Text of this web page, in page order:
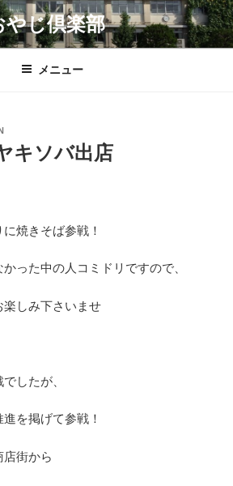
やじ倶楽部
メニュー
キソバ出店
焼きそば参戦！
った中の人コミドリですので、
しみ下さいませ
したが、
を掲げて参戦！
街から